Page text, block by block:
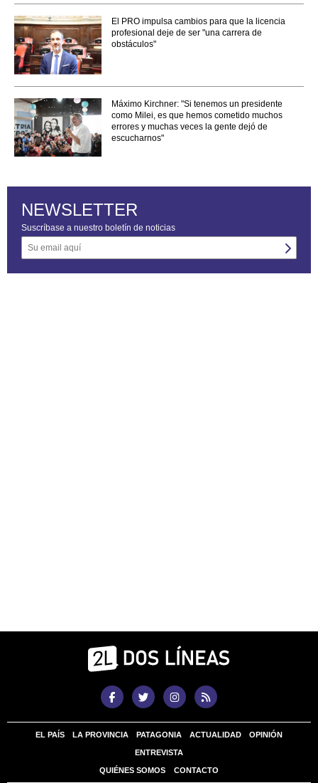
El PRO impulsa cambios para que la licencia
profesional deje de ser "una carrera de
obstáculos"
Máximo Kirchner: "Si tenemos un presidente
como Milei, es que hemos cometido muchos
errores y muchas veces la gente dejó de
escucharnos"
NEWSLETTER
Suscríbase a nuestro boletín de noticias
EL PAÍS LA PROVINCIA PATAGONIA ACTUALIDAD OPINIÓN
ENTREVISTA
QUIÉNES SOMOS CONTACTO